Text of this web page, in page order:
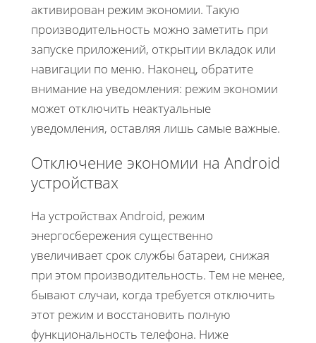
активирован режим экономии. Такую
производительность можно заметить при
запуске приложений, открытии вкладок или
навигации по меню. Наконец, обратите
внимание на уведомления: режим экономии
может отключить неактуальные
уведомления, оставляя лишь самые важные.
Отключение экономии на Android
устройствах
На устройствах Android, режим
энергосбережения существенно
увеличивает срок службы батареи, снижая
при этом производительность. Тем не менее,
бывают случаи, когда требуется отключить
этот режим и восстановить полную
функциональность телефона. Ниже